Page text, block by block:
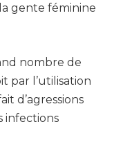
gente féminine
nombre de
par l’utilisation
d’agressions
infections